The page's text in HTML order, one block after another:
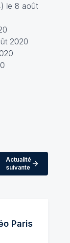
le 8 août
2020
Actualité
suivante
Paris